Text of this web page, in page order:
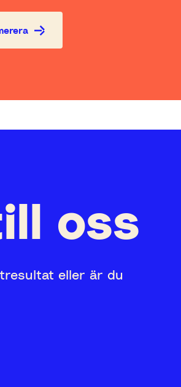
oss
eller är du